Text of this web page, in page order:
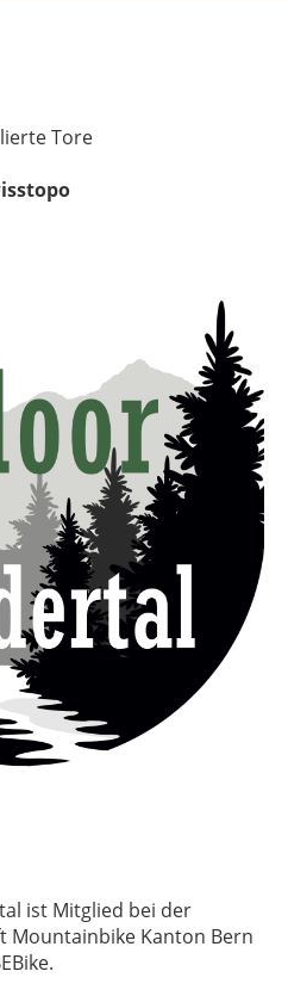
Tore
ist Mitglied bei der
Mountainbike Kanton Bern